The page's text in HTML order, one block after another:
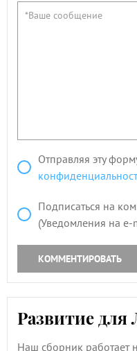
Отправляя эту
Подписаться на
(Уведомления на e-
КОММЕНТИРОВАТЬ
Развитие для
Наш сборник работает